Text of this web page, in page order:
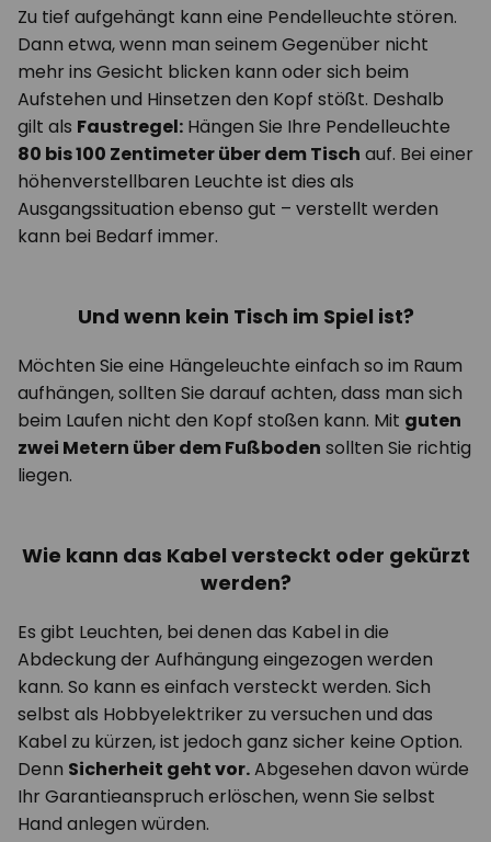
Zu tief aufgehängt kann eine Pendelleuchte stören.
Dann etwa, wenn man seinem Gegenüber nicht
mehr ins Gesicht blicken kann oder sich beim
Aufstehen und Hinsetzen den Kopf stößt. Deshalb
gilt als Faustregel: Hängen Sie Ihre Pendelleuchte
80 bis 100 Zentimeter über dem Tisch auf. Bei einer
höhenverstellbaren Leuchte ist dies als
Ausgangssituation ebenso gut – verstellt werden
kann bei Bedarf immer.
Und wenn kein Tisch im Spiel ist?
Möchten Sie eine Hängeleuchte einfach so im Raum
aufhängen, sollten Sie darauf achten, dass man sich
beim Laufen nicht den Kopf stoßen kann. Mit guten
zwei Metern über dem Fußboden sollten Sie richtig
liegen.
Wie kann das Kabel versteckt oder gekürzt
werden?
Es gibt Leuchten, bei denen das Kabel in die
Abdeckung der Aufhängung eingezogen werden
kann. So kann es einfach versteckt werden. Sich
selbst als Hobbyelektriker zu versuchen und das
Kabel zu kürzen, ist jedoch ganz sicher keine Option.
Denn Sicherheit geht vor.Abgesehen davon würde
Ihr Garantieanspruch erlöschen, wenn Sie selbst
Hand anlegen würden.